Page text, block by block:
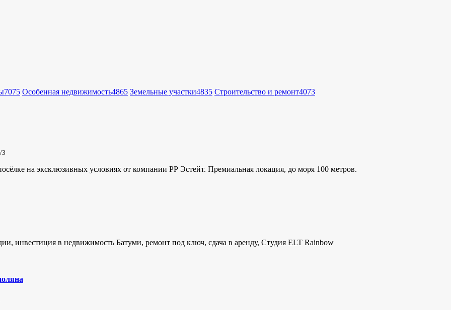
7075 Особенная недвижимость4865 Земельные участки4835 Строительство и ремонт4073
3
на эксклюзивных условиях от компании РР Эстейт. Премиальная локация, до моря 100 метров.
инвестиция в недвижимость Батуми, ремонт под ключ, сдача в аренду, Студия ELT Rainbow